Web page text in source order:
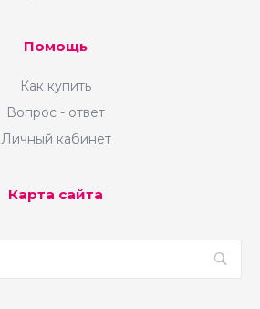
Помощь
Как купить
Вопрос - ответ
Личный кабинет
Карта сайта